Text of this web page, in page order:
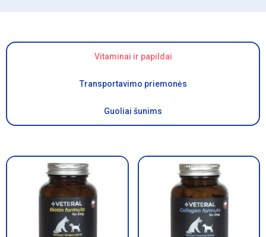
Vitaminai ir papildai
Transportavimo priemonės
Guoliai šunims